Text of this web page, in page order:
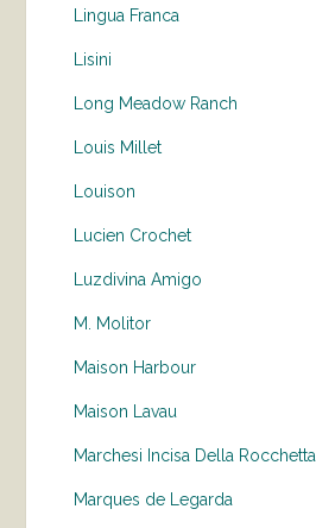
Lingua Franca
Lisini
Long Meadow Ranch
Louis Millet
Louison
Lucien Crochet
Luzdivina Amigo
M. Molitor
Maison Harbour
Maison Lavau
Marchesi Incisa Della Rocchetta
Marques de Legarda